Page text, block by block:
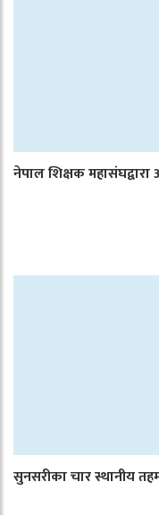
नेपाल शिक्षक
सुनसरीका चार स्थानीय